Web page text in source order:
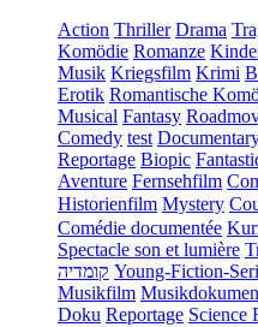
Action Thriller Drama
Komödie Romanze
Musik Kriegsfilm Krimi
Erotik Romantische
Musical Fantasy
Comedy test
Reportage Biopic
Aventure Fernsehfilm
Historienfilm Mystery
Comédie documentée
Spectacle son et lumière
קומדיה Young-Fiction-
Musikfilm
Doku Reportage Science